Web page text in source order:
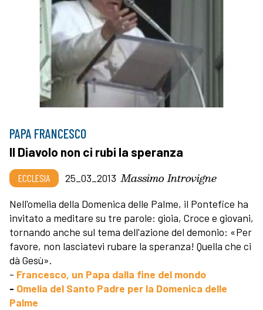
PAPA FRANCESCO
Il Diavolo non ci rubi la speranza
ECCLESIA 25_03_2013 Massimo Introvigne
Nell'omelia della Domenica delle Palme, il Pontefice ha
invitato a meditare su tre parole: gioia, Croce e giovani,
tornando anche sul tema dell'azione del demonio: «Per
favore, non lasciatevi rubare la speranza! Quella che ci
dà Gesù».
- Francesco, un Papa dalla fine del mondo
- Omelia del Santo Padre per la Domenica delle
Palme